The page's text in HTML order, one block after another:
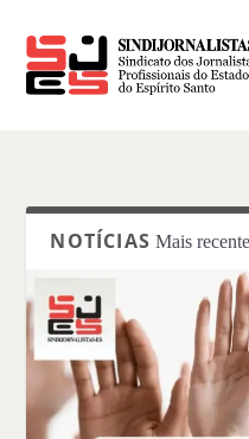
NOTÍCIAS Mais recente